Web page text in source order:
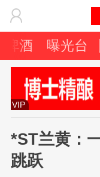
啤酒 曝光台
VIP
*ST兰黄：
跳跃